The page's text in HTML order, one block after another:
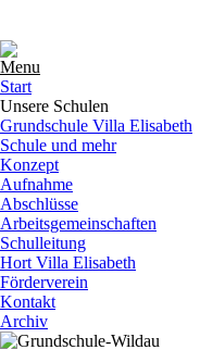
Menu
Start
Unsere Schulen
Grundschule Villa Elisabeth
Schule und mehr
Konzept
Aufnahme
Abschlüsse
Arbeitsgemeinschaften
Schulleitung
Hort Villa Elisabeth
Förderverein
Kontakt
Archiv